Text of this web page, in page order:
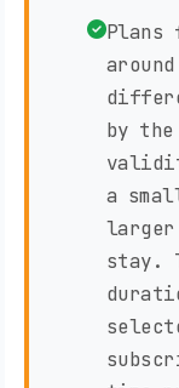
Plans
by
a
larger
stay.